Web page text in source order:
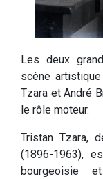
Les deux
scène
Tzara et André
le rôle moteur.
Tristan Tzara,
(1896-1963),
bourgeoisie